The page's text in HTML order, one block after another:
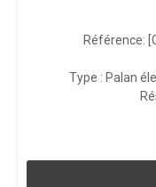
Référence:
Type : Palan